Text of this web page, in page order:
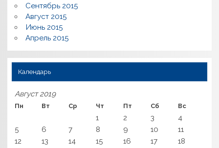
Сентябрь 2015
Август 2015
Июнь 2015
Апрель 2015
Календарь
Август 2019
Пн Вт Ср Чт Пт Сб Вс
1 2 3
4
5
6 7 8 9 10
11
12
13 14 15 16 17
18